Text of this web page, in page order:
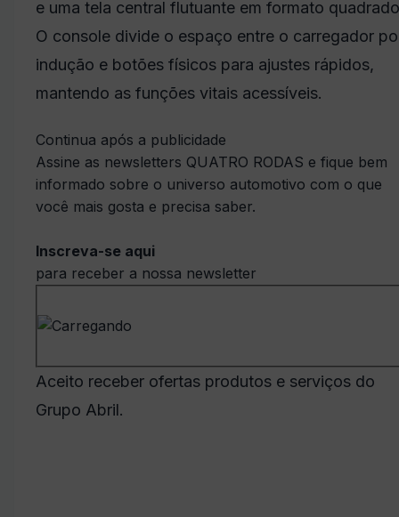
e uma tela central flutuante em formato
O console divide o espaço entre o carregador
indução e botões físicos para ajustes rápidos,
mantendo as funções vitais acessíveis.
Continua após a publicidade
Assine as newsletters QUATRO RODAS e fique bem
informado sobre o universo automotivo com o que
você mais gosta e precisa saber.
Inscreva-se aqui
para receber a nossa newsletter
Aceito receber ofertas produtos e serviços do
Grupo Abril.